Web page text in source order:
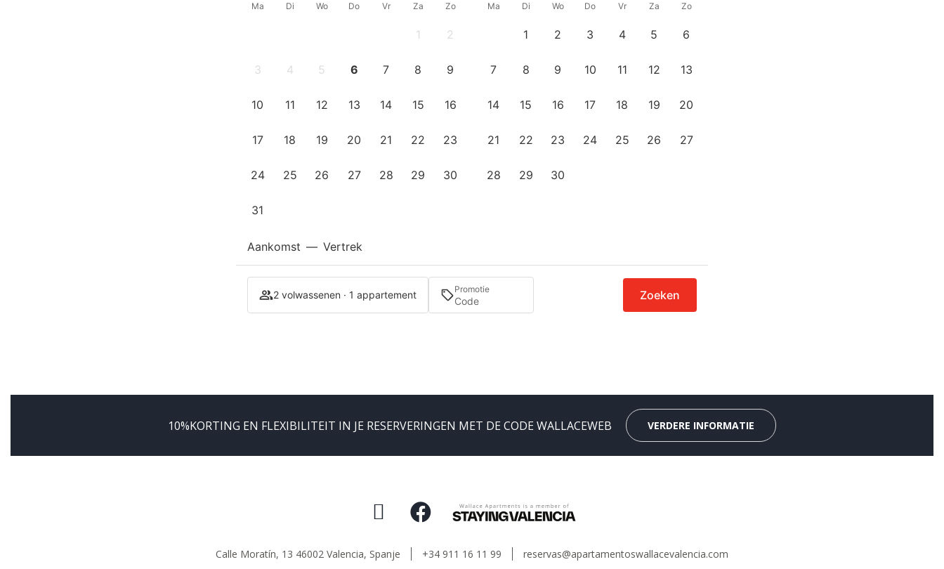
Ma Di Wo Do Vr Za Zo
1 2
3 4 5 6 7 8 9
10 11 12 13 14 15 16
17 18 19 20 21 22 23
24 25 26 27 28 29 30
31
Ma Di Wo Do Vr Za Zo
1 2 3 4 5 6
7 8 9 10 11 12 13
14 15 16 17 18 19 20
21 22 23 24 25 26 27
28 29 30
Aankomst — Vertrek
2 volwassenen · 1 appartement Promotie Zoeken
10%KORTING EN FLEXIBILITEIT IN JE RESERVERINGEN MET DE CODE WALLACEWEB VERDERE INFORMATIE
Calle Moratín, 13 46002 Valencia, Spanje +34 911 16 11 99 reservas@apartamentoswallacevalencia.com